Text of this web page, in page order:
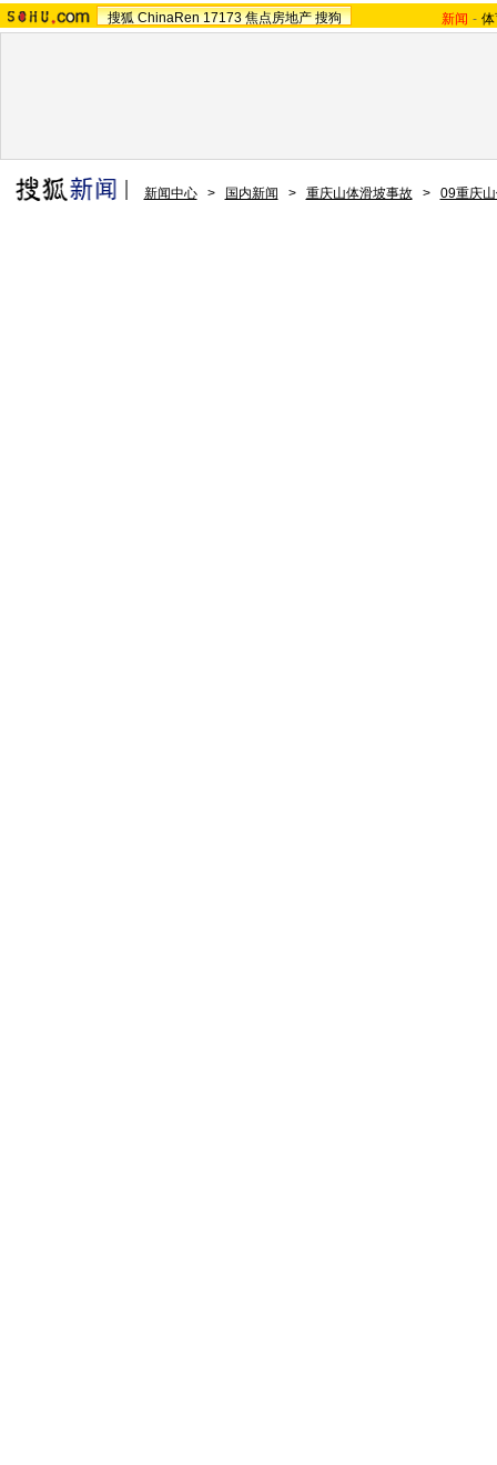
搜狐 ChinaRen 17173 焦点房地产 搜狗 新闻 -
新闻中心 > 国内新闻 > 重庆山体滑坡事故 > 09重庆